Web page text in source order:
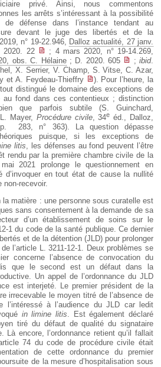
privé. Ainsi, nous commentons
les arrêts s’intéressant à la possibilité
défense dans l’instance tendant au
devant le juge des libertés et de la
n° 19-22.946, Dalloz actualité, 27 janv.
2020. 22
; 4 mars 2020, n° 19-14.269,
obs. C. Hélaine; D. 2020. 605 ;ibid.
X. Serrier, V. Champ, S. Vitse, C. Azar,
et A. Feydeau-Thieffry
). Pour l’heure, la
distingué le domaine des exceptions de
au fond dans ces contentieux ; distinction
que parfois subtile (S. Guinchard,
Mayer, Procédure civile, 34e éd., Dalloz,
283, n° 363). La question dépasse
puisque, si les exceptions de
litis, les défenses au fond peuvent l’être
rendu par la première chambre civile de la
2021 prolonge le questionnement en
d’invoquer en tout état de cause la nullité
non-recevoir.
matière : une personne sous curatelle est
sans consentement à la demande de sa
d’un établissement de soins sur le
1 du code de la santé publique. Ce dernier
et de la détention (JLD) pour prolonger
l’article L. 3211-12-1. Deux problèmes se
concerne l’absence de convocation du
que le second est un défaut dans la
Un appel de l’ordonnance du JLD
est interjeté. Le premier président de la
irrecevable le moyen titré de l’absence de
l’intéressé à l’audience du JLD car ledit
in limine litis. Est également déclaré
tiré du défaut de qualité du signataire
Là encore, l’ordonnance retient qu’il fallait
74 du code de procédure civile était
de cette ordonnance du premier
de la mesure d’hospitalisation sous